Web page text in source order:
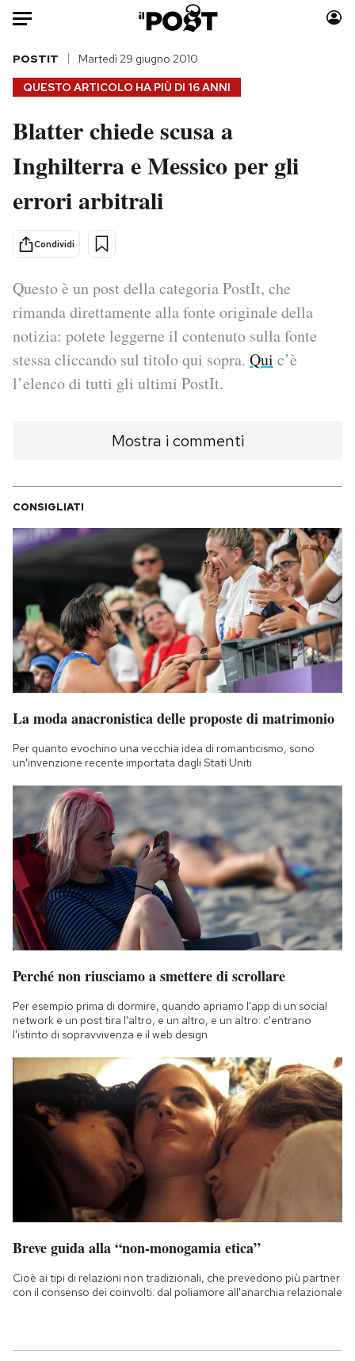
Auto
HOME
Italia
Politica
Tecnologia
Scienza
Economia
Sport
Moda
Consumismi
Altrecose
Mondiali calcio 2026
PODCAST
NEWSLETTER
I MIEI PREFERITI
SHOP
CALENDARIO
AREA PERSONALE
Area Personale
Notifiche mobile
Regala il Post
Hai bisogno di aiuto?
Esci
QUESTO ARTICOLO HA PIÙ DI 16 ANNI
POSTIT Martedì 29 giugno 2010
Blatter chiede scusa a
Inghilterra e Messico per gli
errori arbitrali
Condividi
Questo è un post della categoria PostIt, che
rimanda direttamente alla fonte originale della
notizia: potete leggerne il contenuto sulla fonte
stessa cliccando sul titolo qui sopra. Qui c’è
l’elenco di tutti gli ultimi PostIt.
Mostra i commenti
CONSIGLIATI
La moda anacronistica delle proposte di matrimonio
Per quanto evochino una vecchia idea di romanticismo, sono
un'invenzione recente importata dagli Stati Uniti
Perché non riusciamo a smettere di scrollare
Per esempio prima di dormire, quando apriamo l'app di un social
network e un post tira l'altro, e un altro, e un altro: c'entrano
l'istinto di sopravvivenza e il web design
Breve guida alla “non-monogamia etica”
Cioè ai tipi di relazioni non tradizionali, che prevedono più partner
con il consenso dei coinvolti: dal poliamore all'anarchia relazionale